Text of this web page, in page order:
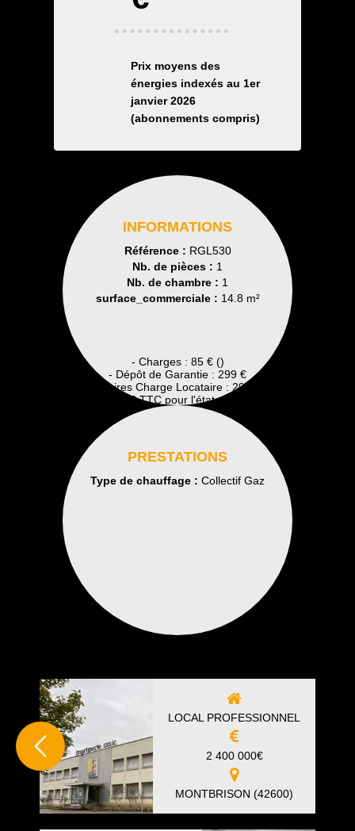
Prix moyens des
énergies indexés au 1er
janvier 2026
(abonnements compris)
INFORMATIONS
Référence : RGL530
Nb. de pièces : 1
Nb. de chambre : 1
surface_commerciale : 14.8 m²
- Charges : 85 € ()
- Dépôt de Garantie : 299 €
- Honoraires Charge Locataire : 299 € TTC
Dont 0 € TTC pour l'état des lieux
PRESTATIONS
Type de chauffage : Collectif Gaz
LOCAL PROFESSIONNEL
2 400 000€
MONTBRISON (42600)